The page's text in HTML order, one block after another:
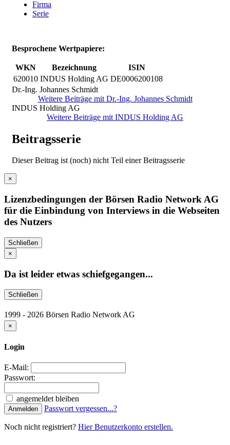
Firma
Serie
Besprochene Wertpapiere:
WKN Bezeichnung
ISIN
620010 INDUS Holding AG DE0006200108
Dr.-Ing. Johannes Schmidt
Weitere Beiträge mit Dr.-Ing. Johannes Schmidt
INDUS Holding AG
Weitere Beiträge mit INDUS Holding AG
Beitragsserie
Dieser Beitrag ist (noch) nicht Teil einer Beitragsserie
×
Lizenzbedingungen der Börsen Radio Network AG
für die Einbindung von Interviews in die Webseiten
des Nutzers
Schließen
×
Da ist leider etwas schiefgegangen...
Schließen
1999 - 2026 Börsen Radio Network AG
×
Login
E-Mail:
Passwort:
angemeldet bleiben
Anmelden Passwort vergessen...?
Noch nicht registriert? Hier Benutzerkonto erstellen.